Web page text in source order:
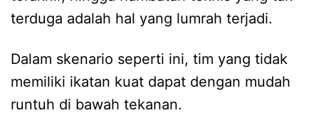
terduga adalah hal yang lumrah terjadi.
Dalam skenario seperti ini, tim yang tidak
memiliki ikatan kuat dapat dengan mudah
runtuh di bawah tekanan.